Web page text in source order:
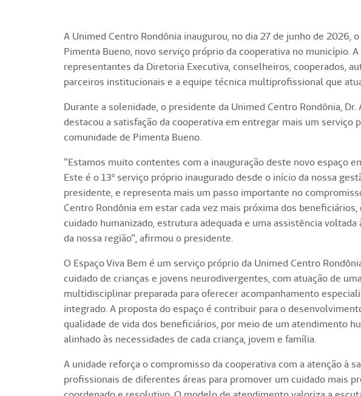
A Unimed Centro Rondônia inaugurou, no dia 27 de junho de 2026, o
Pimenta Bueno, novo serviço próprio da cooperativa no município.
representantes da Diretoria Executiva, conselheiros, cooperados,
parceiros institucionais e a equipe técnica multiprofissional que
Durante a solenidade, o presidente da Unimed Centro Rondônia, Dr.
destacou a satisfação da cooperativa em entregar mais um serviço
comunidade de Pimenta Bueno.
"Estamos muito contentes com a inauguração deste novo espaço
Este é o 13º serviço próprio inaugurado desde o início da nossa
presidente, e representa mais um passo importante no
Centro Rondônia em estar cada vez mais próxima dos
cuidado humanizado, estrutura adequada e uma assistência voltada
da nossa região", afirmou o presidente.
O Espaço Viva Bem é um serviço próprio da Unimed Centro
cuidado de crianças e jovens neurodivergentes, com atuação de
multidisciplinar preparada para oferecer acompanhamento
integrado. A proposta do espaço é contribuir para o
qualidade de vida dos beneficiários, por meio de um atendimento
alinhado às necessidades de cada criança, jovem e família.
A unidade reforça o compromisso da cooperativa com a atenção à
profissionais de diferentes áreas para promover um cuidado mais